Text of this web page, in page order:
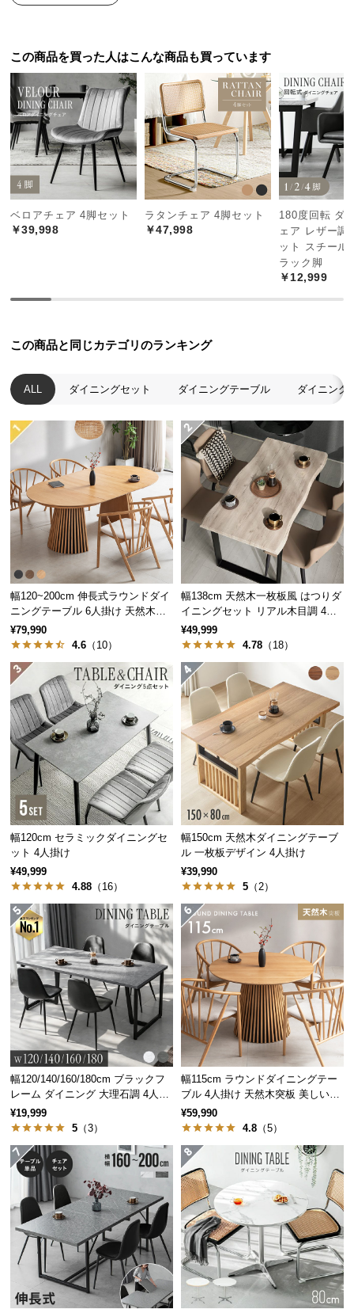
中
品
配
送
に
つ
て
小
の
に
つ
い
て
梱
設
置
サ
ス
に
つ
い
て
入
経
路
に
つ
い
て
返
品・
キ
ャ
ン
セ
ル
に
つ
い
て
保
証
つ
て
会
員
規
約
に
い
この商品を買った人はこんな商品も買っています
ベロアチェア 4脚セット
￥39,998
ラタンチェア 4脚セット
￥47,998
180度回転 ダ
ェア レザー調
ット スチール
ラック脚
￥12,999
この商品と同じカテゴリのランキング
ALL ダイニングセット ダイニングテーブル ダイニング
幅120~200cm 伸長式ラウンドダイ
ニングテーブル 6人掛け 天然木突
板 美しい格子デザイン
¥79,990
4.6 （10）
幅138cm 天然木一枚板風 はつりダ
イニングセット リアル木目調 4人
掛け チェア4脚セット
¥49,999
4.78 （18）
幅120cm セラミックダイニングセ
ット 4人掛け
¥49,999
4.88 （16）
幅150cm 天然木ダイニングテーブ
ル 一枚板デザイン 4人掛け
¥39,990
5 （2）
幅120/140/160/180cm ブラックフ
レーム ダイニング 大理石調 4人掛
け
¥19,999
5 （3）
幅115cm ラウンドダイニングテー
ブル 4人掛け 天然木突板 美しい格
子デザイン
¥59,990
4.8 （5）